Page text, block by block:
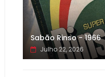
Sabão Rinso - 1966
Julho 22, 2026